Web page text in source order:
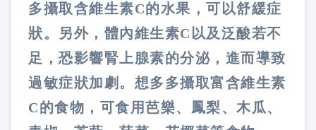
多攝取含維生素C的水果，可以舒緩症
狀。另外，體內維生素C以及泛酸若不
足，恐影響腎上腺素的分泌，進而導致
過敏症狀加劇。想多多攝取富含維生素
C的食物，可食用芭樂、鳳梨、木瓜、